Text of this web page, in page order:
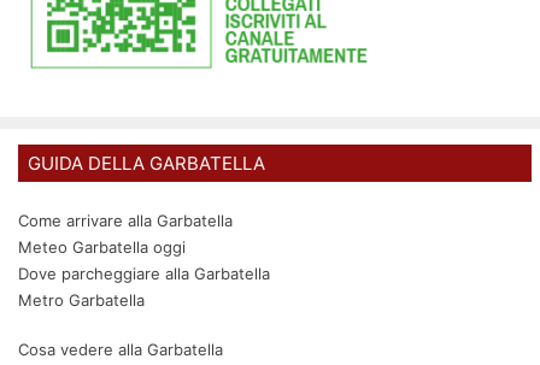
GUIDA DELLA GARBATELLA
Come arrivare alla Garbatella
Meteo Garbatella oggi
Dove parcheggiare alla Garbatella
Metro Garbatella
Cosa vedere alla Garbatella